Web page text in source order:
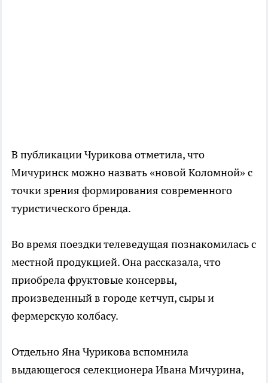
В публикации Чурикова отметила, что
Мичуринск можно назвать «новой Коломной» с
точки зрения формирования современного
туристического бренда.
Во время поездки телеведущая познакомилась с
местной продукцией. Она рассказала, что
приобрела фруктовые консервы,
произведенный в городе кетчуп, сыры и
фермерскую колбасу.
Отдельно Яна Чурикова вспомнила
выдающегося селекционера Ивана Мичурина,